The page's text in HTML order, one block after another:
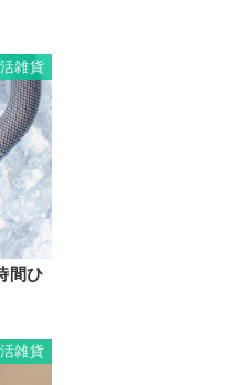
雑貨
間ひ
雑貨